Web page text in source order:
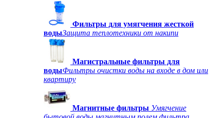
Фильтры для умягчения жесткой
водыЗащита теплотехники от накипи
Магистральные фильтры для
водыФильтры очистки воды на входе в дом или
квартиру
Магнитные фильтры Умягчение